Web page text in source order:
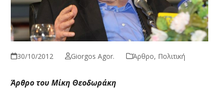
30/10/2012 Giorgos Agor. Άρθρο, Πολιτική
Άρθρο του Μίκη Θεοδωράκη